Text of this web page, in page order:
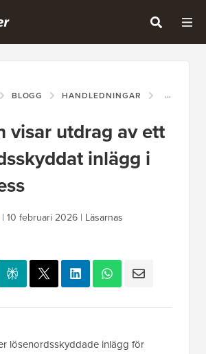
BLOGG HANDLEDNINGAR HUR
visar utdrag av ett
inlägg i
| 10 februari 2026 | Läsarnas
lösenordsskyddade inlägg för